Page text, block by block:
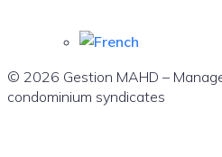
© 2026 Gestion MAHD –
condominium syndicates